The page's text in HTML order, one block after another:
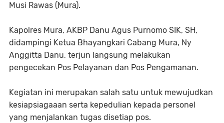
Musi Rawas (Mura).
Kapolres Mura, AKBP Danu Agus Purnomo SIK, SH,
didampingi Ketua Bhayangkari Cabang Mura, Ny
Anggitta Danu, terjun langsung melakukan
pengecekan Pos Pelayanan dan Pos Pengamanan.
Kegiatan ini merupakan salah satu untuk mewujudkan
kesiapsiagaaan serta kepedulian kepada personel
yang menjalankan tugas disetiap pos.